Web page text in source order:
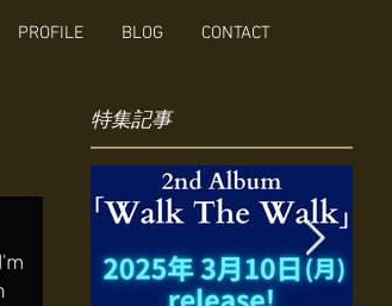
PROFILE BLOG CONTACT
特集記事